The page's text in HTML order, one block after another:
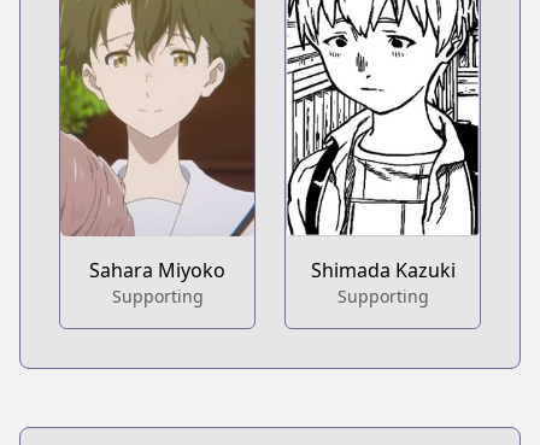
Sahara Miyoko
Supporting
Shimada Kazuki
Supporting